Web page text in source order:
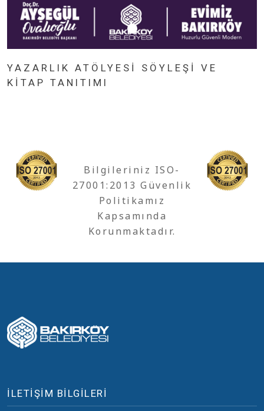
YAZARLIK ATÖLYESİ SÖYLEŞİ VE
KİTAP TANITIMI
Bilgileriniz ISO-
27001:2013 Güvenlik
Politikamız
Kapsamında
Korunmaktadır.
İLETİŞİM BİLGİLERİ